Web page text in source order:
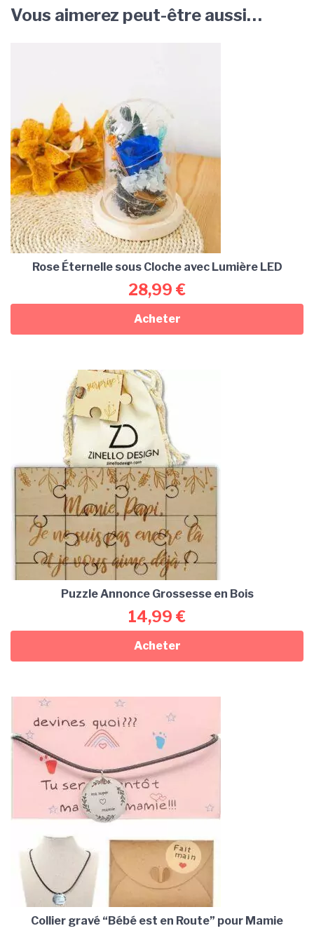
Vous aimerez peut-être aussi…
Rose Éternelle sous Cloche avec Lumière LED
28,99 €
Acheter
Puzzle Annonce Grossesse en Bois
14,99 €
Acheter
Collier gravé “Bébé est en Route” pour Mamie